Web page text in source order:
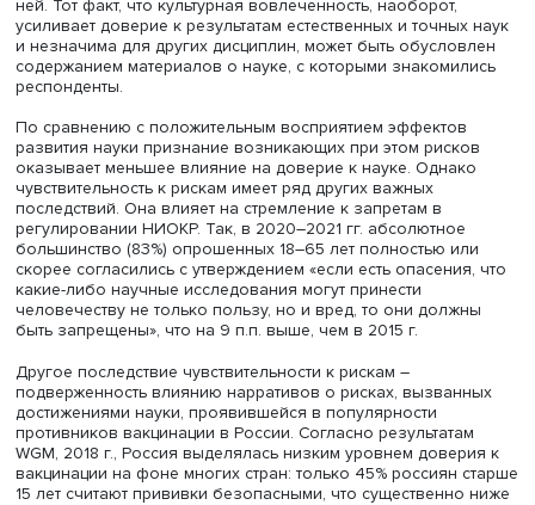
Фото: iStock
Высокие показатели научной грамотности не
доверия к науке. Выделение внутри нее двух главных
компонентов – принятие научной картины мира и
специализированные знания – позволило сделать
выводы. Оба показателя оказывают положительное
только на доверие к науке в целом. Принятие научной
картины мира положительно влияет на
результатам социальных и гуманитарных наук. В этом
контексте авторы считают перспективной разработку
дополнительных критериев для оценки грамотности в
социальных и гуманитарных наук и их введение в
исследовательскую практику.